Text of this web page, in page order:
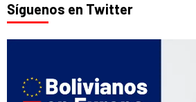
Síguenos en Twitter